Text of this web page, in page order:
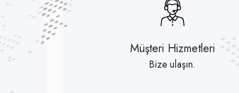
Müşteri Hizmetleri
Bize ulaşın.